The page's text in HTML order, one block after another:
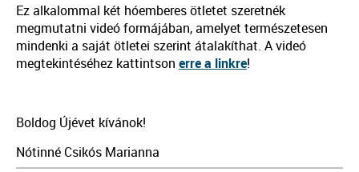
Ez alkalommal két hóemberes ötletet szeretnék
megmutatni videó formájában, amelyet természetesen
mindenki a saját ötletei szerint átalakíthat. A videó
megtekintéséhez kattintson erre a linkre!
Boldog Újévet kívánok!
Nótinné Csikós Marianna